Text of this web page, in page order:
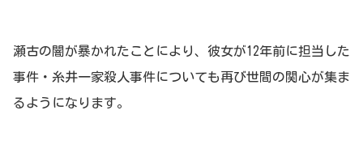
瀬古の闇が暴かれたことにより、彼女が12年前に担当した
事件・糸井一家殺人事件についても再び世間の関心が集ま
るようになります。